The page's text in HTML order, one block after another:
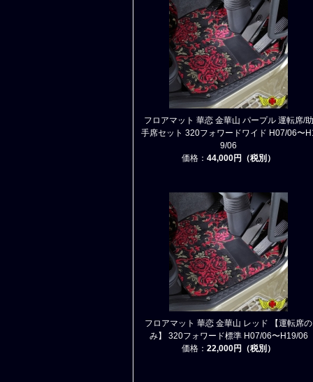
フロアマット 華恋 金華山 パープル 運転席/助
手席セット 320フォワードワイド H07/06〜
9/06
価格： 44,000円（税別）
フロアマット 華恋 金華山 レッド 【運転席の
み】 320フォワード標準 H07/06〜H19/06
価格： 22,000円（税別）